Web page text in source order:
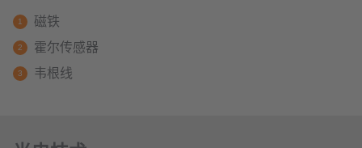
磁铁
霍尔传感器
韦根线